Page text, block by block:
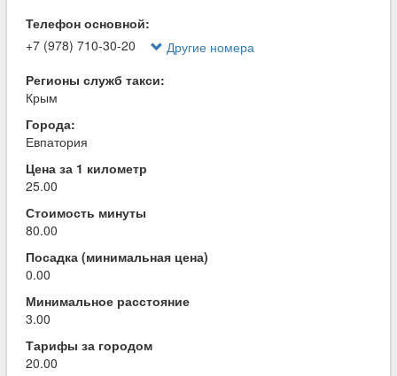
Телефон основной:
+7 (978) 710-30-20
Другие номера
Регионы служб такси:
Крым
Города:
Евпатория
Цена за 1 километр
25.00
Стоимость минуты
80.00
Посадка (минимальная цена)
0.00
Минимальное расстояние
3.00
Тарифы за городом
20.00